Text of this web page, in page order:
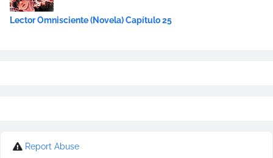
Lector Omnisciente (Novela) Capítulo 25
Report Abuse